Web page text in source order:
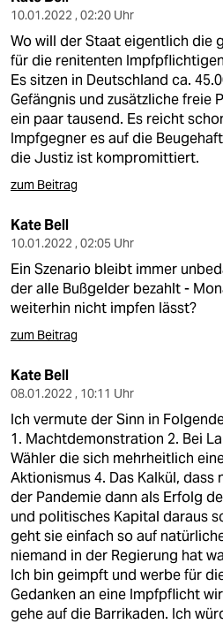
10.01.2022 , 02:20 Uhr
Wo will der Staat eigentlich die
für die renitenten
Es sitzen in Deutschland ca.
Gefängnis und zusätzliche freie
ein paar tausend. Es reicht
Impfgegner es auf die
die Justiz ist kompromittiert.
zum Beitrag
Kate Bell
10.01.2022 , 02:05 Uhr
Ein Szenario bleibt immer
der alle Bußgelder bezahlt -
weiterhin nicht impfen lässt?
zum Beitrag
Kate Bell
08.01.2022 , 10:11 Uhr
Ich vermute der Sinn in
1. Machtdemonstration 2. Bei
Wähler die sich mehrheitlich
Aktionismus 4. Das Kalkül, dass
der Pandemie dann als Erfolg
und politisches Kapital daraus
geht sie einfach so auf
niemand in der Regierung hat
Ich bin geimpft und werbe für
Gedanken an eine Impfpflicht
gehe auf die Barrikaden. Ich